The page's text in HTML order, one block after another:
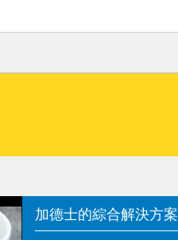
加德士的綜合解決方案